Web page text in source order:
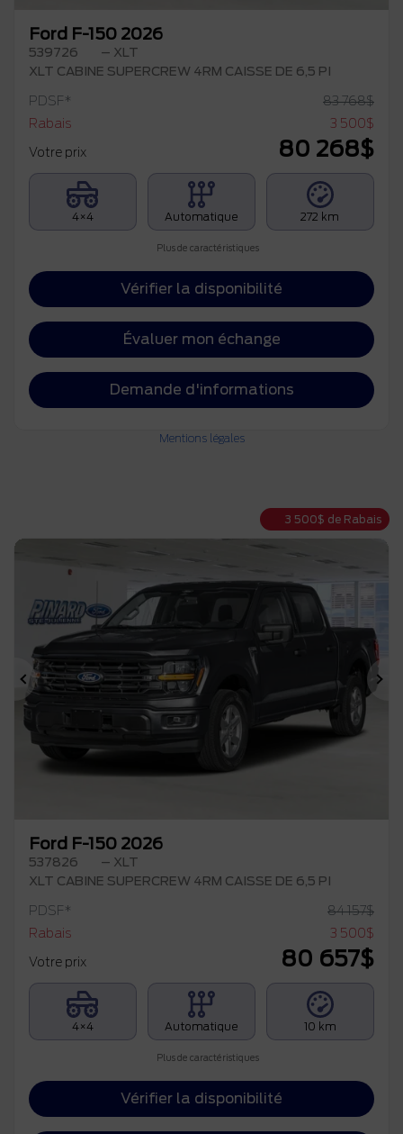
Ford F-150 2026
539726
– XLT
XLT CABINE SUPERCREW 4RM CAISSE DE 6,5 PI
PDSF* 83 768$
Rabais
3 500$
Votre prix
80 268$
4×4 Automatique 272 km
Plus de caractéristiques
Vérifier la disponibilité
Évaluer mon échange
Demande d'informations
Mentions légales
3 500$ de Rabais
Précédent
Ford F-150 2026
537826
– XLT
XLT CABINE SUPERCREW 4RM CAISSE DE 6,5 PI
PDSF* 84 157$
Rabais
3 500$
Votre prix
80 657$
4×4 Automatique 10 km
Plus de caractéristiques
Vérifier la disponibilité